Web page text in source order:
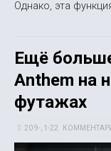
Однако, эта
Ещё
Anthem на
футажах
20 9-, 1-22